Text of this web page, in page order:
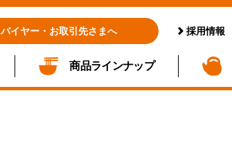
バイヤー・お取引先さまへ 採用情報
商品ラインナップ